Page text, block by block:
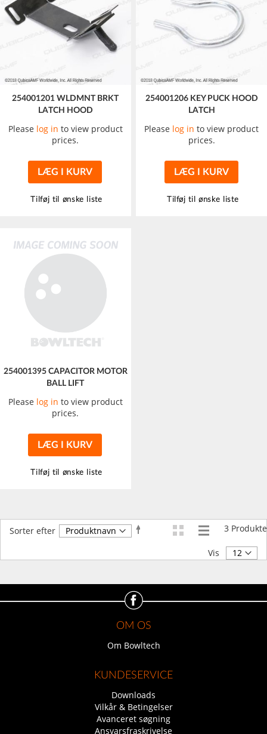
254001201 WLDMNT BRKT
LATCH HOOD
Please log in to view product
prices.
LÆG I KURV
Tilføj til ønske liste
254001206 KEY PUCK HOOD
LATCH
Please log in to view product
prices.
LÆG I KURV
Tilføj til ønske liste
254001395 CAPACITOR MOTOR
BALL LIFT
Please log in to view product
prices.
LÆG I KURV
Tilføj til ønske liste
3 Produkte
Sorter efter
Faldende
Vis
OM OS
Om Bowltech
KUNDESERVICE
Downloads
Vilkår & Betingelser
Avanceret søgning
Ansvarsfraskrivelse